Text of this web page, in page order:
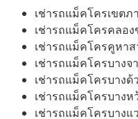
เช่ารถแม็คโครเขตภ
เช่ารถแม็คโครคลอง
เช่ารถแม็คโครคูหา
เช่ารถแม็คโครบางจ
เช่ารถแม็คโครบางด้
เช่ารถแม็คโครบางห
เช่ารถแม็คโครบางแ